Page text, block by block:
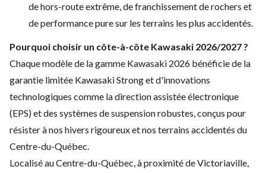
de hors-route extrême, de franchissement de rochers et
de performance pure sur les terrains les plus accidentés.
Pourquoi choisir un côte-à-côte Kawasaki 2026/2027 ?
Chaque modèle de la gamme Kawasaki 2026 bénéficie de la
garantie limitée Kawasaki Strong et d'innovations
technologiques comme la direction assistée électronique
(EPS) et des systèmes de suspension robustes, conçus pour
résister à nos hivers rigoureux et nos terrains accidentés du
Centre-du-Québec.
Localisé au Centre-du-Québec, à proximité de Victoriaville,